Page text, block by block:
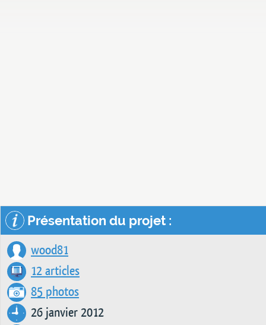
Présentation du projet :
wood81
12 articles
85 photos
26 janvier 2012